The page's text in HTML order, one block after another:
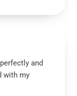
and
with my